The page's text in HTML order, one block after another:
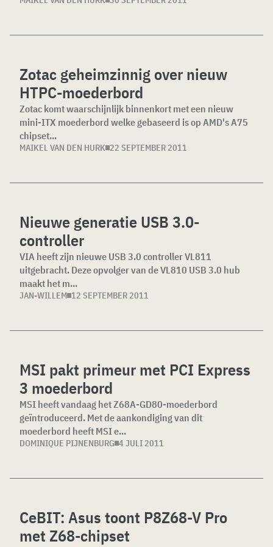
Zotac geheimzinnig over nieuw
HTPC-moederbord
Zotac komt waarschijnlijk binnenkort met een nieuw
mini-ITX moederbord welke gebaseerd is op AMD's A75
chipset...
MAIKEL VAN DEN HURK 22 SEPTEMBER 2011
Nieuwe generatie USB 3.0-
controller
VIA heeft zijn nieuwe USB 3.0 controller VL811
uitgebracht. Deze opvolger van de VL810 USB 3.0 hub
maakt het m...
JAN-WILLEM 12 SEPTEMBER 2011
MSI pakt primeur met PCI Express
3 moederbord
MSI heeft vandaag het Z68A-GD80-moederbord
geïntroduceerd. Met de aankondiging van dit
moederbord heeft MSI e...
DOMINIQUE PIJNENBURG 4 JULI 2011
CeBIT: Asus toont P8Z68-V Pro
met Z68-chipset